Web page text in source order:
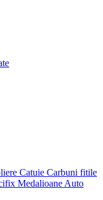
Catuie Carbuni fitile
Medalioane Auto